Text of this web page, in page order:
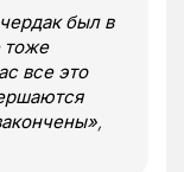
был в
тоже
все это
,